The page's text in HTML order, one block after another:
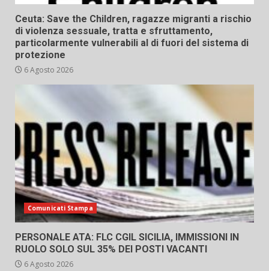
Ceuta: Save the Children, ragazze migranti a rischio
di violenza sessuale, tratta e sfruttamento,
particolarmente vulnerabili al di fuori del sistema di
protezione
6 Agosto 2026
Comunicati Stampa
PERSONALE ATA: FLC CGIL SICILIA, IMMISSIONI IN
RUOLO SOLO SUL 35% DEI POSTI VACANTI
6 Agosto 2026